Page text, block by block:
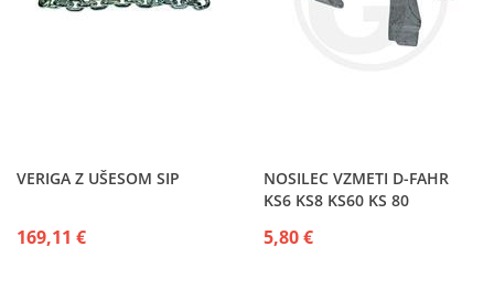
VERIGA Z UŠESOM SIP
169,11 €
NOSILEC VZMETI D-FAHR
KS6 KS8 KS60 KS 80
5,80 €